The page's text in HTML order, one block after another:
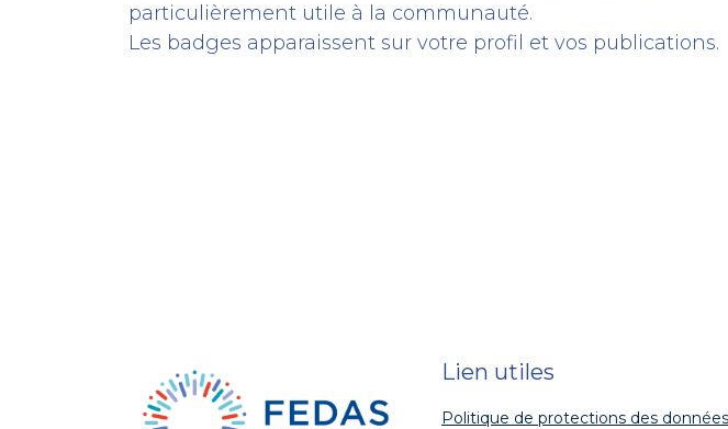
particulièrement utile à la communauté.
Les badges apparaissent sur votre profil et vos publications.
Lien utiles
Politique de protections des